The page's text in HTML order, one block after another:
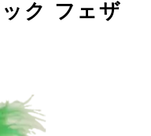
ク フェザ